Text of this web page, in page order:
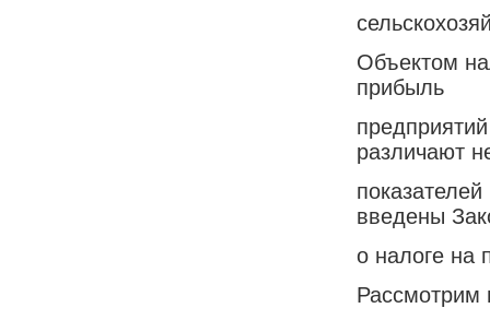
Объектом
прибыль
различают
введены
о налоге на
Рассмотрим